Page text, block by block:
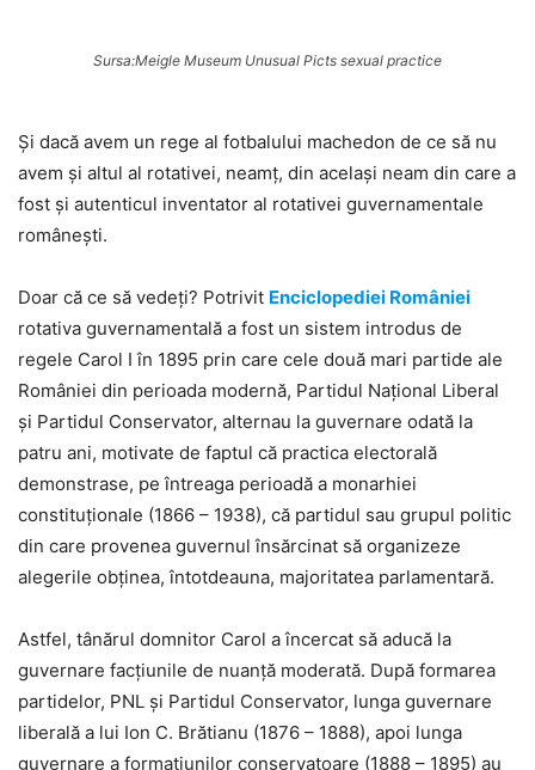
Sursa:Meigle Museum Unusual Picts sexual practice
Şi dacă avem un rege al fotbalului machedon de ce să nu
avem şi altul al rotativei, neamţ, din acelaşi neam din care a
fost şi autenticul inventator al rotativei guvernamentale
româneşti.
Doar că ce să vedeţi? Potrivit Enciclopediei României
rotativa guvernamentală a fost un sistem introdus de
regele Carol I în 1895 prin care cele două mari partide ale
României din perioada modernă, Partidul Naţional Liberal
şi Partidul Conservator, alternau la guvernare odată la
patru ani, motivate de faptul că practica electorală
demonstrase, pe întreaga perioadă a monarhiei
constituţionale (1866 – 1938), că partidul sau grupul politic
din care provenea guvernul însărcinat să organizeze
alegerile obţinea, întotdeauna, majoritatea parlamentară.
Astfel, tânărul domnitor Carol a încercat să aducă la
guvernare facţiunile de nuanţă moderată. După formarea
partidelor, PNL şi Partidul Conservator, lunga guvernare
liberală a lui Ion C. Brătianu (1876 – 1888), apoi lunga
guvernare a formaţiunilor conservatoare (1888 – 1895) au